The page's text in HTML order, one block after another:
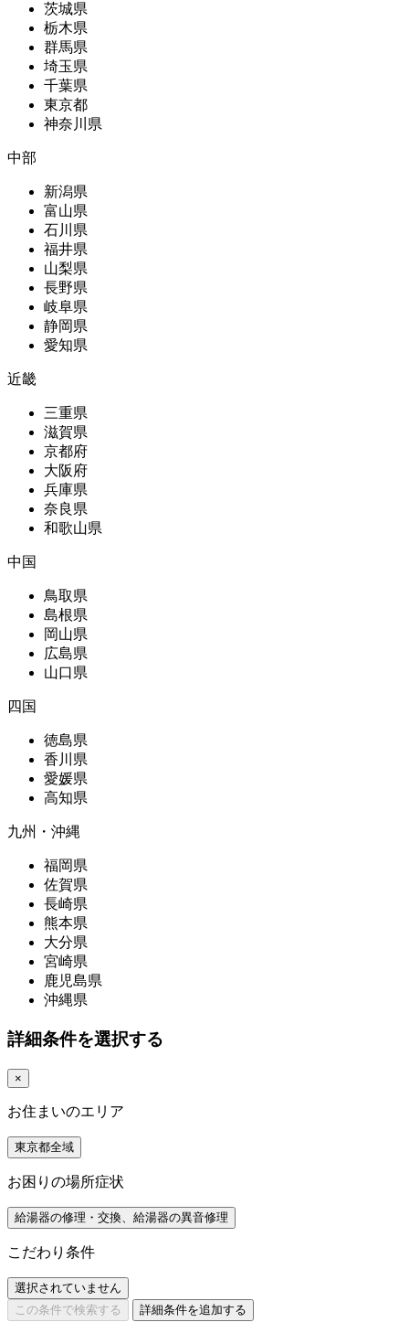
茨城県
栃木県
群馬県
埼玉県
千葉県
東京都
神奈川県
中部
新潟県
富山県
石川県
福井県
山梨県
長野県
岐阜県
静岡県
愛知県
近畿
三重県
滋賀県
京都府
大阪府
兵庫県
奈良県
和歌山県
中国
鳥取県
島根県
岡山県
広島県
山口県
四国
徳島県
香川県
愛媛県
高知県
九州・沖縄
福岡県
佐賀県
長崎県
熊本県
大分県
宮崎県
鹿児島県
沖縄県
詳細条件を選択する
×
お住まいのエリア
東京都全域
お困りの場所症状
給湯器の修理・交換、給湯器の異音修理
こだわり条件
選択されていません
この条件で検索する
詳細条件を追加する